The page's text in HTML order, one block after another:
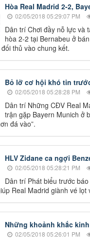
Hòa Real Madrid 2-2,
02/05/2018 05:29:07 PM
Dân trí Chơi đầy nỗ lực và
hòa 2-2 tại Bernabeu ở
thủ vào chung kết.
Bỏ lỡ cơ hội khó tin
02/05/2018 05:28:28 PM
Dân trí Những CĐV Real
trận gặp Bayern Munich ở
đá vào”.
HLV Zidane ca ngợi
02/05/2018 05:28:21 PM
Dân trí Phát biểu trước
Real Madrid giành vé
Những khoảnh khắc
02/05/2018 05:26:01 PM